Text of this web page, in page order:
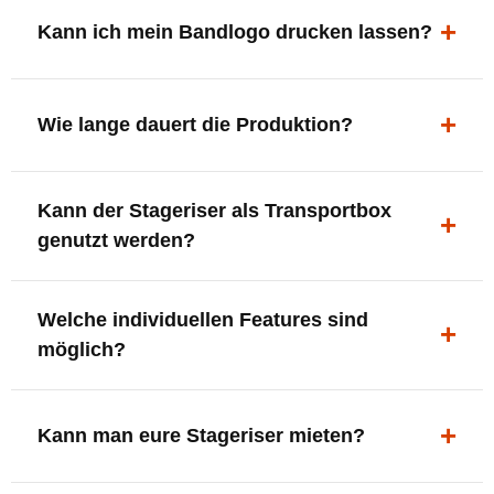
ergonomisch, sicher und gut sichtbar.
Kann ich mein Bandlogo drucken lassen?
deine Bühne, deine Marke.
Wie lange dauert die Produktion?
innerhalb Deutschlands kostenfrei.
Kann der Stageriser als Transportbox
genutzt werden?
oder Zubehör nutzen.
Welche individuellen Features sind
möglich?
XLR-Brücke / Schnittstelle
Setlist-Clip
Kann man eure Stageriser mieten?